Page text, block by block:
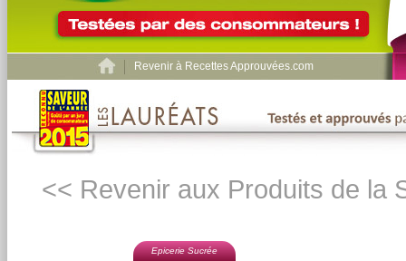
Revenir à Recettes Approuvées.com
<< Revenir aux Produits de la
Epicerie Sucrée